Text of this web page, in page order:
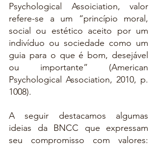
Psychological Assoiciation, valor
refere-se a um “princípio moral,
social ou estético aceito por um
indivíduo ou sociedade como um
guia para o que é bom, desejável
ou importante” (American
Psychological Association, 2010, p.
1008).
A seguir destacamos algumas
ideias da BNCC que expressam
seu compromisso com valores: